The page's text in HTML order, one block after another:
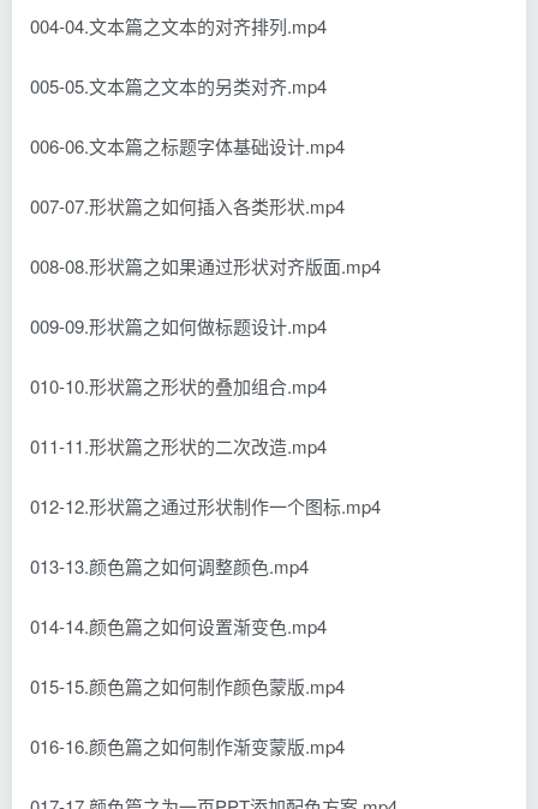
004-04.文本篇之文本的对齐排列.mp4
005-05.文本篇之文本的另类对齐.mp4
006-06.文本篇之标题字体基础设计.mp4
007-07.形状篇之如何插入各类形状.mp4
008-08.形状篇之如果通过形状对齐版面.mp4
009-09.形状篇之如何做标题设计.mp4
010-10.形状篇之形状的叠加组合.mp4
011-11.形状篇之形状的二次改造.mp4
012-12.形状篇之通过形状制作一个图标.mp4
013-13.颜色篇之如何调整颜色.mp4
014-14.颜色篇之如何设置渐变色.mp4
015-15.颜色篇之如何制作颜色蒙版.mp4
016-16.颜色篇之如何制作渐变蒙版.mp4